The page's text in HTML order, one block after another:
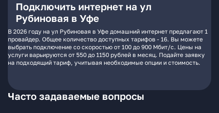
Подключить интернет на ул
Рубиновая в Уфе
В 2026 году на ул Рубиновая в Уфе домашний интернет предлагают 1
провайдер. Общее количество доступных тарифов - 16. Вы можете
выбрать подключение со скоростью от 100 до 900 Мбит/с. Цены на
услуги варьируются от 550 до 1150 рублей в месяц. Подайте заявку
на подходящий тариф, учитывая необходимые опции и стоимость.
Часто задаваемые вопросы